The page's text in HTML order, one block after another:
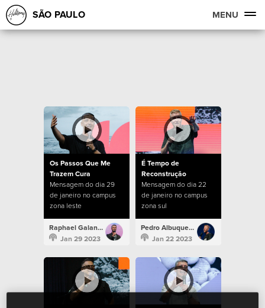
SÃO PAULO MENU
Os Passos Que Me
Trazem Cura
Mensagem do dia 29
de janeiro no campus
zona leste
Raphael Galante
Jan 29 2023
É Tempo de
Reconstrução
Mensagem do dia 22
de janeiro no campus
zona sul
Pedro Albuquerque
Jan 22 2023